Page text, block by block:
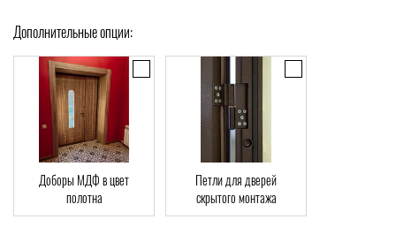
Дополнительные опции:
Доборы МДФ в цвет
полотна
Петли для дверей
скрытого монтажа